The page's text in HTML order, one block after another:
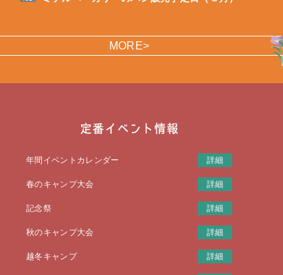
MORE>
年間イベントカレンダー 詳細
春のキャンプ大会 詳細
記念祭 詳細
秋のキャンプ大会 詳細
越冬キャンプ 詳細